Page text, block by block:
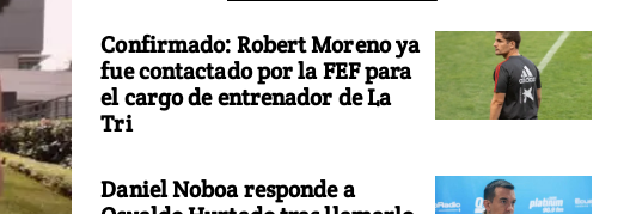
Confirmado: Robert Moreno ya
fue contactado por la FEF para
el cargo de entrenador de La
Tri
Daniel Noboa responde a